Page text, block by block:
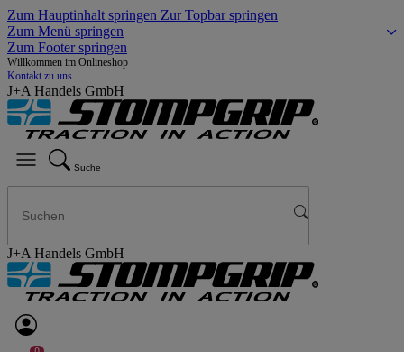
Zum Hauptinhalt springen Zur Topbar springen
Zum Menü springen
Zum Footer springen
Willkommen im Onlineshop
Kontakt zu uns
J+A Handels GmbH
Suche
J+A Handels GmbH